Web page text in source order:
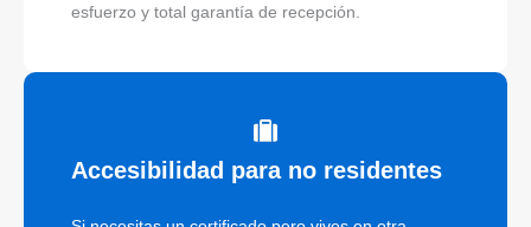
esfuerzo y total garantía de recepción.
Accesibilidad para no residentes